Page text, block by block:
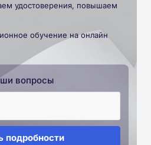
удостоверения, повышаем
обучение на онлайн
вопросы
подробности